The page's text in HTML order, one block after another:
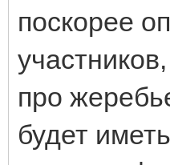
поскорее
про
будет